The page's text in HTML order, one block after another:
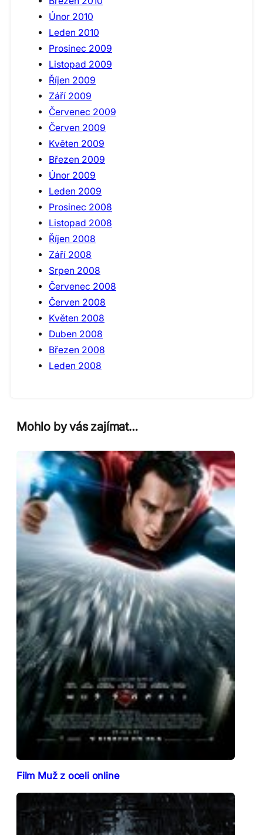
Únor 2010
Leden 2010
Prosinec 2009
Listopad 2009
Říjen 2009
Září 2009
Červenec 2009
Červen 2009
Květen 2009
Březen 2009
Únor 2009
Leden 2009
Prosinec 2008
Listopad 2008
Říjen 2008
Září 2008
Srpen 2008
Červenec 2008
Červen 2008
Květen 2008
Duben 2008
Březen 2008
Leden 2008
Mohlo by vás zajímat…
Film Muž z oceli online